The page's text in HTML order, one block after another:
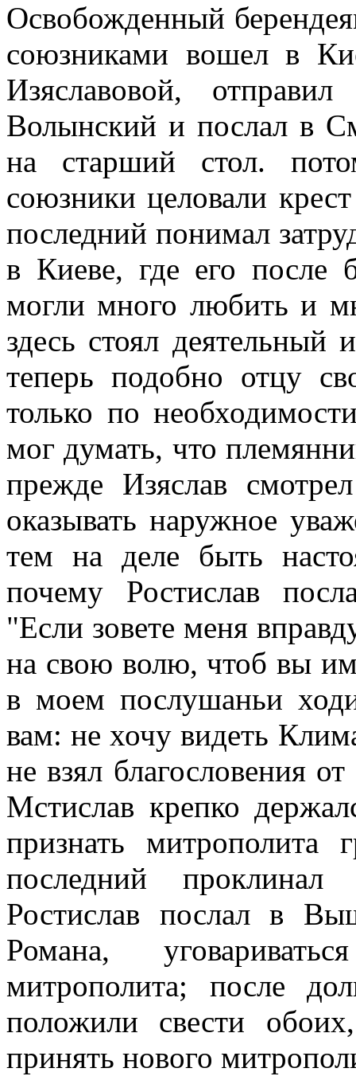
Освобожденный
союзниками вошел в
Изяславовой,
Волынский и послал в
на старший стол.
союзники целовали
последний понимал
в Киеве, где его после
могли много любить и
здесь стоял
теперь подобно отцу
только по
мог думать, что
прежде Изяслав
оказывать наружное
тем на деле быть
почему Ростислав
"Если зовете меня
на свою волю, чтоб вы
в моем послушаньи
вам: не хочу видеть
не взял благословения
Мстислав крепко
признать митрополита
последний
Ростислав послал в
Романа,
митрополита; после
положили свести
принять нового